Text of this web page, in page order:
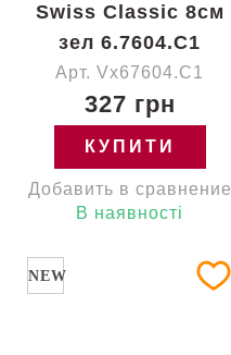
Swiss Classic 8см
зел 6.7604.C1
Арт. Vx67604.C1
327 грн
КУПИТИ
Добавить в сравнение
В наявності
NEW